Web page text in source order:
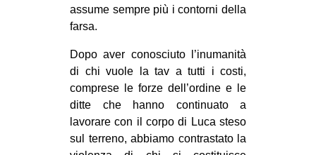
ms
SEARCH
assume sempre più i contorni della
farsa.
Dopo aver conosciuto l’inumanità
di chi vuole la tav a tutti i costi,
comprese le forze dell’ordine e le
ditte che hanno continuato a
lavorare con il corpo di Luca steso
sul terreno, abbiamo contrastato la